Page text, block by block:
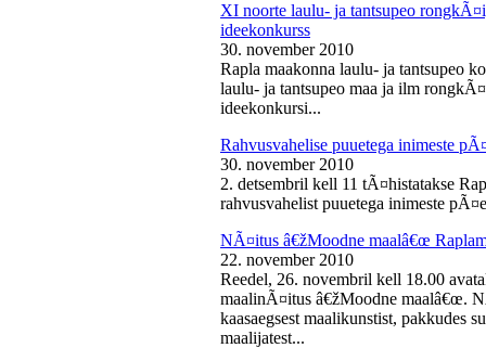
XI noorte laulu- ja tantsupeo
ideekonkurss
30. november 2010
Rapla maakonna laulu- ja tantsupeo
laulu- ja tantsupeo maa ja ilm
ideekonkursi...
Rahvusvahelise puuetega inimeste
30. november 2010
2. detsembril kell 11 tÃ¤histatakse
rahvusvahelist puuetega inimeste
NÃ¤itus â€žMoodne maalâ€œ
22. november 2010
Reedel, 26. novembril kell 18.00
maalinÃ¤itus â€žMoodne maalâ€œ.
kaasaegsest maalikunstist, pakkudes
maalijatest...